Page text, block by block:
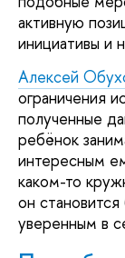
активную
инициативы и
Алексей
ограничения
полученные
ребёнок
интересным
каком-то
он
уверенным в